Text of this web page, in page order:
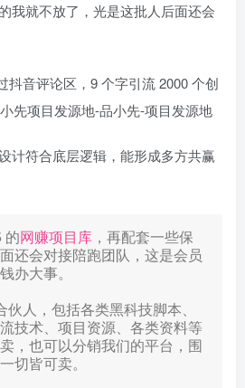
我就不放了，光是这批人后面还会
计符合底层逻辑，能形成多方共赢
的网赚项目库 ，再配套一些保
还会对接陪跑团队，这是会员
办大事。
人，包括各类黑科技脚本、
技术、项目资源、各类资料等
，也可以分销我们的平台，围
切皆可卖。